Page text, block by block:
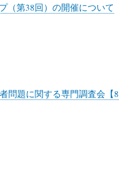
（第38回）の開催について
問題に関する専門調査会【8